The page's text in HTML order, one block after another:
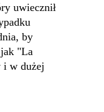
uwiecznił
by
"La
i w dużej